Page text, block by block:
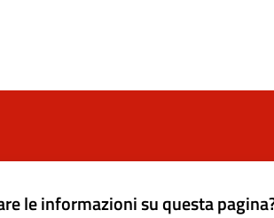
le informazioni su questa